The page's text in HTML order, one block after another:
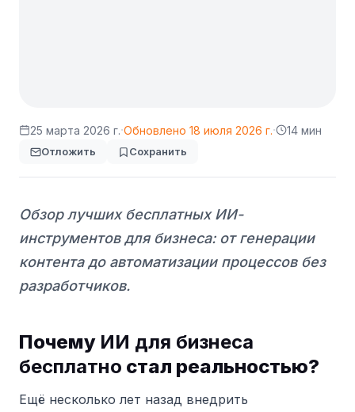
25 марта 2026 г.·Обновлено 18 июля 2026 г.· 14 мин
Отложить Сохранить
Обзор лучших бесплатных ИИ-
инструментов для бизнеса: от генерации
контента до автоматизации процессов без
разработчиков.
Почему ИИ для бизнеса
бесплатно стал реальностью?
Ещё несколько лет назад внедрить